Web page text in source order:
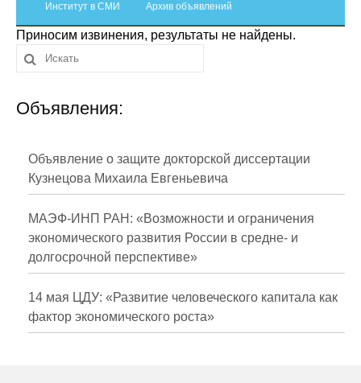
Сотрудники
Отчетность
Противодействие коррупции
Публикации
Научная жизнь
Издания
Проблемы прогнозирования
О журнале
Институт в СМИ Архив объявлений
Приносим извинения, результаты не найдены.
Объявления:
Объявление о защите докторской диссертации
Кузнецова Михаила Евгеньевича
МАЭФ-ИНП РАН: «Возможности и ограничения
экономического развития России в средне- и
долгосрочной перспективе»
14 мая ЦДУ: «Развитие человеческого капитала как
фактор экономического роста»